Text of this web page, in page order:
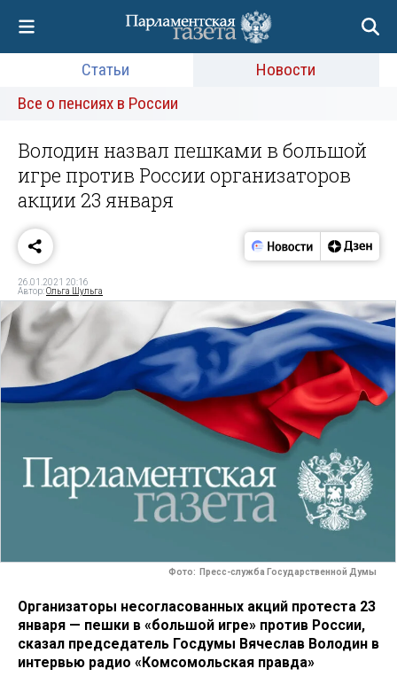
Статьи
Новости
Все о пенсиях в России
Володин назвал пешками в большой
игре против России организаторов
акции 23 января
26.01.2021 20:16
Автор:Ольга Шульга
Фото: Пресс-служба Государственной Думы
Организаторы несогласованных акций протеста 23
января — пешки в «большой игре» против России,
сказал председатель Госдумы Вячеслав Володин в
интервью радио «Комсомольская правда»